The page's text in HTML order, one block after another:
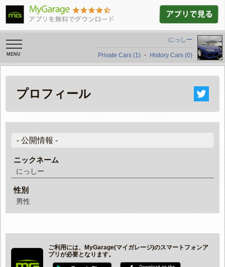
toggle
navigation
にっしー
Private Cars (1) ・ History Cars (0)
プロフィール
- 公開情報 -
ニックネーム
にっしー
性別
男性
ご利用には、MyGarage(マイガレージ)のスマートフォンア
プリが必要となります。